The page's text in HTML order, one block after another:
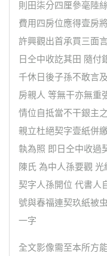
則田柒分四厘參毫陸
費用四房位應得壹房
許興觀出首承買三面
日仝中收訖其田 隨付
千休日後子孫不敢言
房親人 等無干亦無重
情位自抵當不干銀主
親立杜絕契字壹紙併
執為照 即日仝中收過
陳氏 為中人孫要觀
契字人孫開位 代書人
號與春福連契玖紙被
一字
全文影像需至本所方